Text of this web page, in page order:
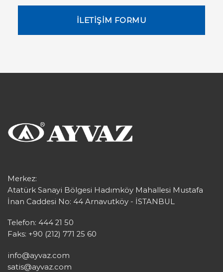
İLETİŞİM FORMU
Merkez:
Atatürk Sanayi Bölgesi Hadımköy Mahallesi Mustafa
İnan Caddesi No: 44 Arnavutköy - İSTANBUL
Telefon: 444 21 50
Faks: +90 (212) 771 25 60
info@ayvaz.com
satis@ayvaz.com